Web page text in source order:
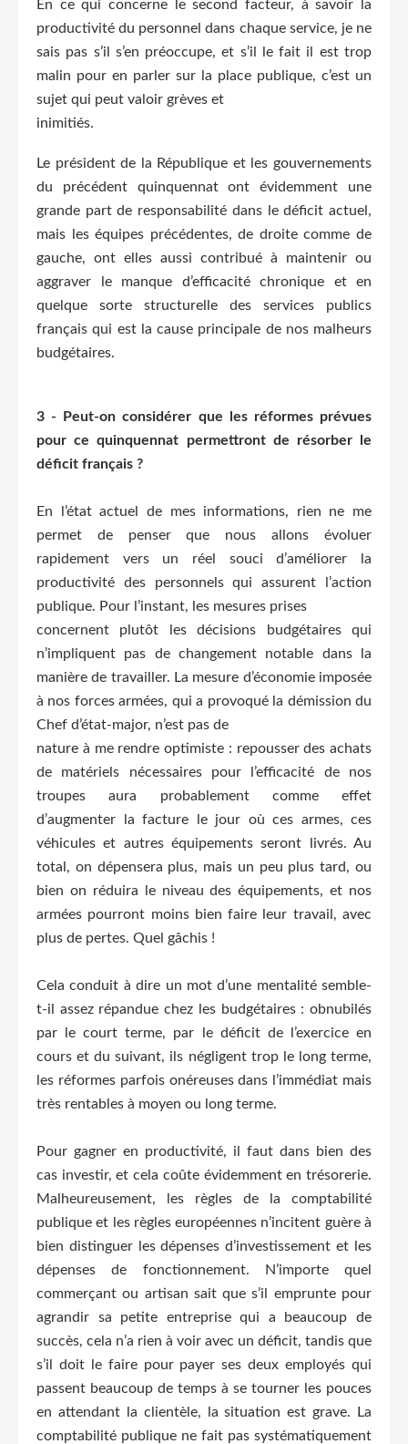
En ce qui concerne le second facteur, à savoir la
productivité du personnel dans chaque service, je ne
sais pas s’il s’en préoccupe, et s’il le fait il est trop
malin pour en parler sur la place publique, c’est un
sujet qui peut valoir grèves et
inimitiés.
Le président de la République et les gouvernements
du précédent quinquennat ont évidemment une
grande part de responsabilité dans le déficit actuel,
mais les équipes précédentes, de droite comme de
gauche, ont elles aussi contribué à maintenir ou
aggraver le manque d’efficacité chronique et en
quelque sorte structurelle des services publics
français qui est la cause principale de nos malheurs
budgétaires.
3 - Peut-on considérer que les réformes prévues
pour ce quinquennat permettront de résorber le
déficit français ?
En l’état actuel de mes informations, rien ne me
permet de penser que nous allons évoluer
rapidement vers un réel souci d’améliorer la
productivité des personnels qui assurent l’action
publique. Pour l’instant, les mesures prises
concernent plutôt les décisions budgétaires qui
n’impliquent pas de changement notable dans la
manière de travailler. La mesure d’économie imposée
à nos forces armées, qui a provoqué la démission du
Chef d’état-major, n’est pas de
nature à me rendre optimiste : repousser des achats
de matériels nécessaires pour l’efficacité de nos
troupes aura probablement comme effet
d’augmenter la facture le jour où ces armes, ces
véhicules et autres équipements seront livrés. Au
total, on dépensera plus, mais un peu plus tard, ou
bien on réduira le niveau des équipements, et nos
armées pourront moins bien faire leur travail, avec
plus de pertes. Quel gâchis !
Cela conduit à dire un mot d’une mentalité semble-
t-il assez répandue chez les budgétaires : obnubilés
par le court terme, par le déficit de l’exercice en
cours et du suivant, ils négligent trop le long terme,
les réformes parfois onéreuses dans l’immédiat mais
très rentables à moyen ou long terme.
Pour gagner en productivité, il faut dans bien des
cas investir, et cela coûte évidemment en trésorerie.
Malheureusement, les règles de la comptabilité
publique et les règles européennes n’incitent guère à
bien distinguer les dépenses d’investissement et les
dépenses de fonctionnement. N’importe quel
commerçant ou artisan sait que s’il emprunte pour
agrandir sa petite entreprise qui a beaucoup de
succès, cela n’a rien à voir avec un déficit, tandis que
s’il doit le faire pour payer ses deux employés qui
passent beaucoup de temps à se tourner les pouces
en attendant la clientèle, la situation est grave. La
comptabilité publique ne fait pas systématiquement